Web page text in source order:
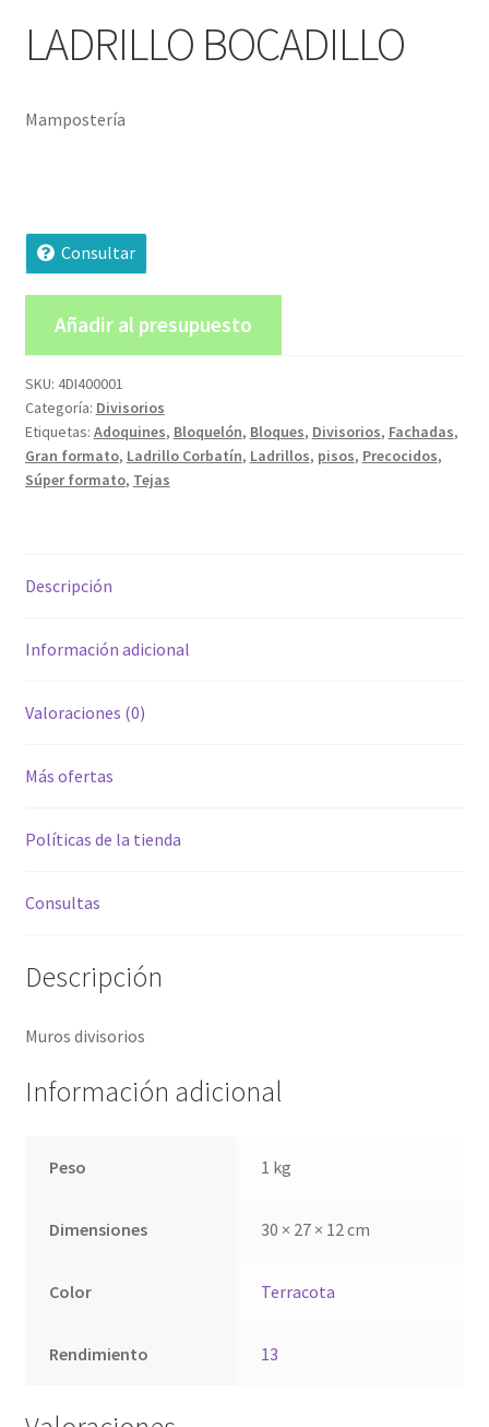
LADRILLO BOCADILLO
Mampostería
Consultar
Añadir al presupuesto
SKU: 4DI400001
Categoría: Divisorios
Etiquetas: Adoquines, Bloquelón, Bloques, Divisorios, Fachadas,
Gran formato, Ladrillo Corbatín, Ladrillos, pisos, Precocidos,
Súper formato, Tejas
Descripción
Información adicional
Valoraciones (0)
Más ofertas
Políticas de la tienda
Consultas
Descripción
Muros divisorios
Información adicional
Peso 1 kg
Dimensiones 30 × 27 × 12 cm
Color Terracota
Rendimiento 13